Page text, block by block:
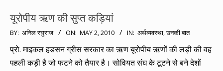
यूरोपीय ऋण की सुप्त कड़ियां
2010-
05-
02
BY: अनिल रघुराज ON: MAY 2, 2010 IN: अर्थव्यवस्था,उनकी बात
प्रो. माइकल हडसन ग्रीस सरकार का ऋण यूरोपीय ऋणों की लड़ी की वह
पहली कड़ी है जो फटने को तैयार है। सोवियत संघ के टूटने से बने देशों